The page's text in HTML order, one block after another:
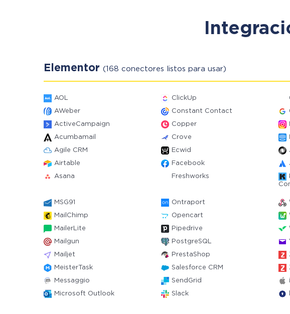
Elementor (168 conectores listos para usar)
AOL ClickUp
AWeber Constant Contact
ActiveCampaign Copper
Acumbamail Crove
Agile CRM Ecwid
Airtable Facebook
Asana Freshworks
MSG91 Ontraport
MailChimp Opencart
MailerLite Pipedrive
Mailgun PostgreSQL
Mailjet PrestaShop
MeisterTask Salesforce CRM
Messaggio SendGrid
Microsoft Outlook Slack